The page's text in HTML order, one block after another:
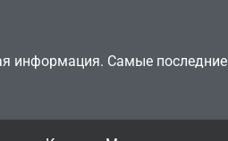
информация. Самые последние